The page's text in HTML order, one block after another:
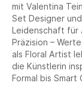
mit Valentina
Set Designer
Leidenschaft für
Präzision –
als Floral Artist
die Künstlerin
Formal bis